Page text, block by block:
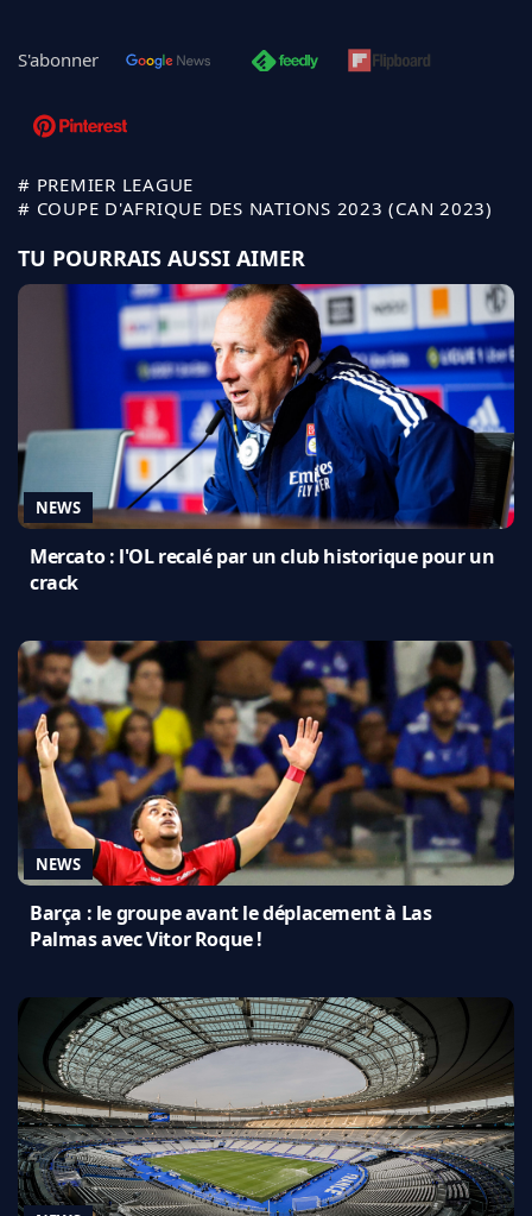
S'abonner
# PREMIER LEAGUE
# COUPE D'AFRIQUE DES NATIONS 2023 (CAN 2023)
TU POURRAIS AUSSI AIMER
NEWS
Mercato : l'OL recalé par un club historique pour un
crack
NEWS
Barça : le groupe avant le déplacement à Las
Palmas avec Vitor Roque !